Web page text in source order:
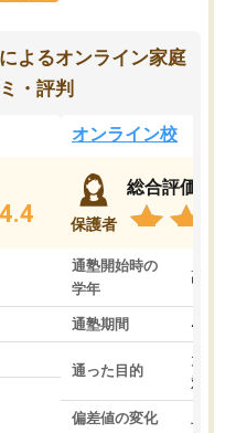
よるオンライン家庭
・評判
4.4
オンライン校
保護者
総合評価
通塾開始時の
学年
高3
通塾期間 4ヵ月
通った目的
大学
対策
偏差値の変化